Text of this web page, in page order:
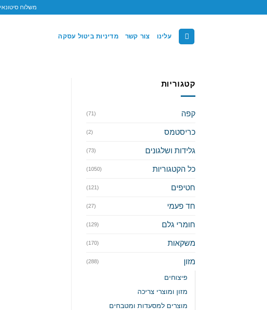
משלוח סיטונאי
עלינו צור קשר מדיניות ביטול עסקה
קטגוריות
קפה (71)
כריסטמס (2)
גלידות ושלגונים (73)
כל הקטגוריות (1050)
חטיפים (121)
חד פעמי (27)
חומרי גלם (129)
משקאות (170)
מזון (288)
פיצוחים
מזון ומוצרי צריכה
מוצרים למסעדות ומטבחים